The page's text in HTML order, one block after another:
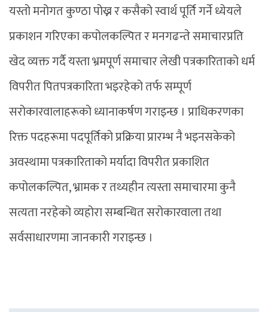
यस्तो मनोगत कुण्ठा पोख्न र कसैको स्वार्थ पूर्ति गर्ने ध्येयले
प्रकाशन गरिएका कपोलकल्पित र मनगढन्ते समाचारप्रति
खेद व्यक्त गर्दै यस्ता भ्रमपूर्ण समाचार लेखी पत्रकारिताको धर्म
विपरीत पितपत्रकारिता भइरहेको तर्फ सम्पूर्ण
सरोकारवालाहरूको ध्यानाकर्षण गराइन्छ । प्राधिकरणका
रिक्त पदहरूमा पदपूर्तिको प्रक्रिया प्रारम्भ नै भइनसकेको
अवस्थामा पत्रकारिताको मर्यादा विपरीत प्रकाशित
कपोलकल्पित, भ्रामक र तथ्यहीन त्यस्ता समाचारमा कुनै
सत्यता नरहेको व्यहोरा सम्बन्धित सरोकारवाला तथा
सर्वसाधारणमा जानकारी गराइन्छ ।